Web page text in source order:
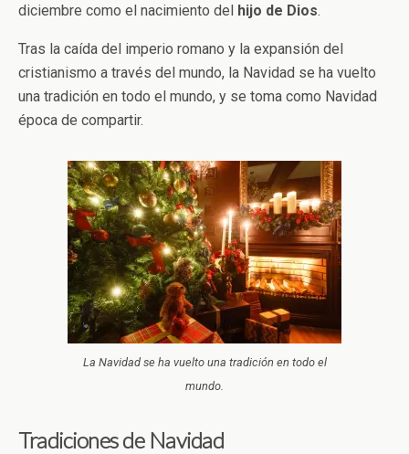
diciembre como el nacimiento del hijo de Dios.
Tras la caída del imperio romano y la expansión del
cristianismo a través del mundo, la Navidad se ha vuelto
una tradición en todo el mundo, y se toma como Navidad
época de compartir.
La Navidad se ha vuelto una tradición en todo el
mundo.
Tradiciones de Navidad